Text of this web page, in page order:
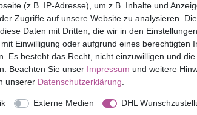
Mein Konto
Daten­schutz­erklärung AGB
©
(z.B. IP-Adresse), um z.B. Inhalte und
Zugriffe auf unsere Website zu analysieren.
Daten mit Dritten, die wir in den
Einwilligung oder aufgrund eines berechtigten
Es besteht das Recht, nicht einzuwilligen und
Beachten Sie unser Impressum und weitere
unserer Daten­schutz­erklärung
Externe Medien DHL